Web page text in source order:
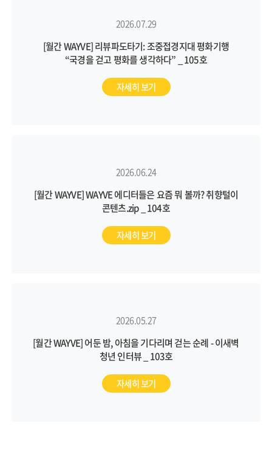
2026.07.29
[월간 WAYVE] 리뷰파도타기: 조중접경지대 평화기행
“국경을 걷고 평화를 생각하다” _ 105호
자세히 보기
2026.06.24
[월간 WAYVE] WAYVE 에디터들은 요즘 뭐 볼까? 취향털이
콘텐츠.zip _ 104호
자세히 보기
2026.05.27
[월간 WAYVE] 어둔 밤, 아침을 기다리며 걷는 순례 - 이새벽
청년 인터뷰 _ 103호
자세히 보기